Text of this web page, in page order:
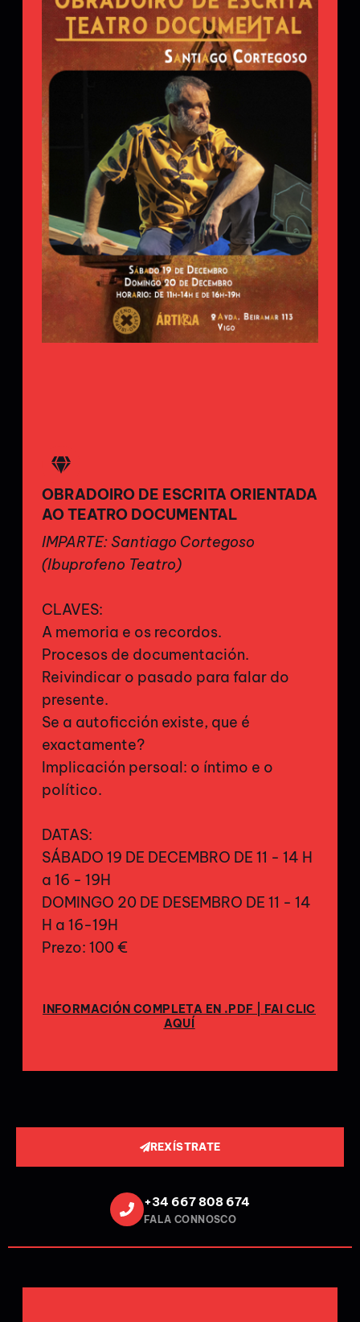
OBRADOIRO DE ESCRITA ORIENTADA
AO TEATRO DOCUMENTAL
IMPARTE: Santiago Cortegoso
(Ibuprofeno Teatro)
CLAVES:
A memoria e os recordos.
Procesos de documentación.
Reivindicar o pasado para falar do
presente.
Se a autoficción existe, que é
exactamente?
Implicación persoal: o íntimo e o
político.
DATAS:
SÁBADO 19 DE DECEMBRO DE 11 - 14 H
a 16 - 19H
DOMINGO 20 DE DESEMBRO DE 11 - 14
H a 16-19H
Prezo: 100 €
INFORMACIÓN COMPLETA EN .PDF | FAI CLIC
AQUÍ
REXÍSTRATE
+34 667 808 674
FALA CONNOSCO